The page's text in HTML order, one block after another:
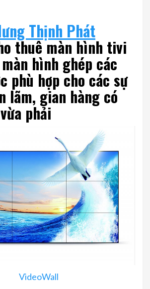
Thịnh Phát
thuê màn hình tivi
hình ghép các
phù hợp cho các sự
lãm, gian hàng có
phải
VideoWall